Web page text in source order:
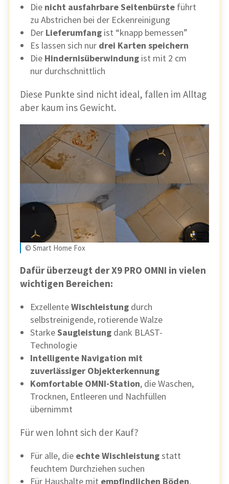
Die nicht ausfahrbare Seitenbürste führt
zu Abstrichen bei der Eckenreinigung
Der Lieferumfang ist “knapp bemessen”
Es lassen sich nur drei Karten speichern
Die Hindernisüberwindung ist mit 2 cm
nur durchschnittlich
Diese Punkte sind nicht ideal, fallen im Alltag
aber kaum ins Gewicht.
© Smart Home Fox
Dafür überzeugt der X9 PRO OMNI in vielen
wichtigen Bereichen:
ExzellenteWischleistung durch
selbstreinigende, rotierende Walze
StarkeSaugleistung dank BLAST-
Technologie
Intelligente Navigation mit
zuverlässiger Objekterkennung
Komfortable OMNI-Station, die Waschen,
Trocknen, Entleeren und Nachfüllen
übernimmt
Für wen lohnt sich der Kauf?
Für alle, die echte Wischleistungstatt
feuchtem Durchziehen suchen
Für Haushalte mit empfindlichen Böden,